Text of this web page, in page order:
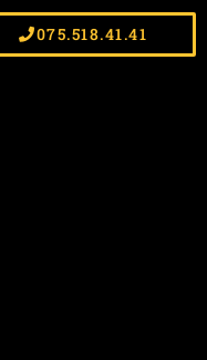
075.518.41.41